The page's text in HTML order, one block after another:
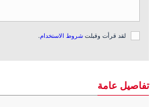
لقد قرأت وقبلت شروط الاستخدام.
تفاصيل عامة